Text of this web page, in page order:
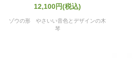
12,100円(税込)
ゾウの形 やさいい音色とデザインの木
琴